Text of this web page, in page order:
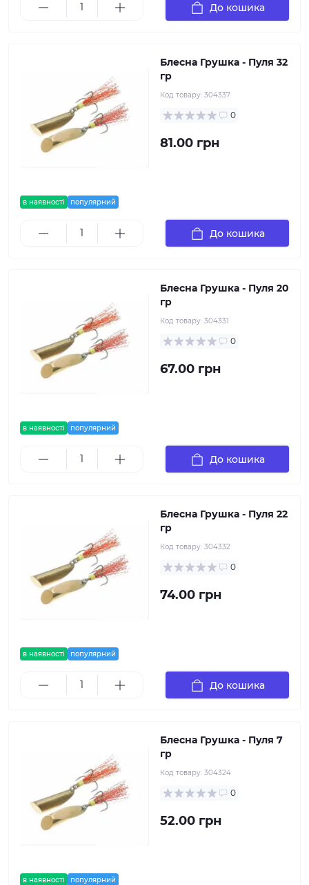
До кошика
в наявності популярний
Блесна Грушка - Пуля 32
гр
Код товару: 304337
0
81.00 грн
До кошика
в наявності популярний
Блесна Грушка - Пуля 20
гр
Код товару: 304331
0
67.00 грн
До кошика
в наявності популярний
Блесна Грушка - Пуля 22
гр
Код товару: 304332
0
74.00 грн
До кошика
в наявності популярний
Блесна Грушка - Пуля 7
гр
Код товару: 304324
0
52.00 грн